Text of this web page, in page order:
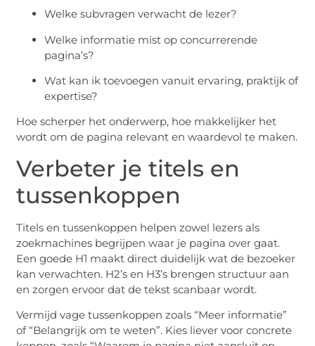
Welke subvragen verwacht de lezer?
Welke informatie mist op concurrerende
pagina’s?
Wat kan ik toevoegen vanuit ervaring, praktijk of
expertise?
Hoe scherper het onderwerp, hoe makkelijker het
wordt om de pagina relevant en waardevol te maken.
Verbeter je titels en
tussenkoppen
Titels en tussenkoppen helpen zowel lezers als
zoekmachines begrijpen waar je pagina over gaat.
Een goede H1 maakt direct duidelijk wat de bezoeker
kan verwachten. H2’s en H3’s brengen structuur aan
en zorgen ervoor dat de tekst scanbaar wordt.
Vermijd vage tussenkoppen zoals “Meer informatie”
of “Belangrijk om te weten”. Kies liever voor concrete